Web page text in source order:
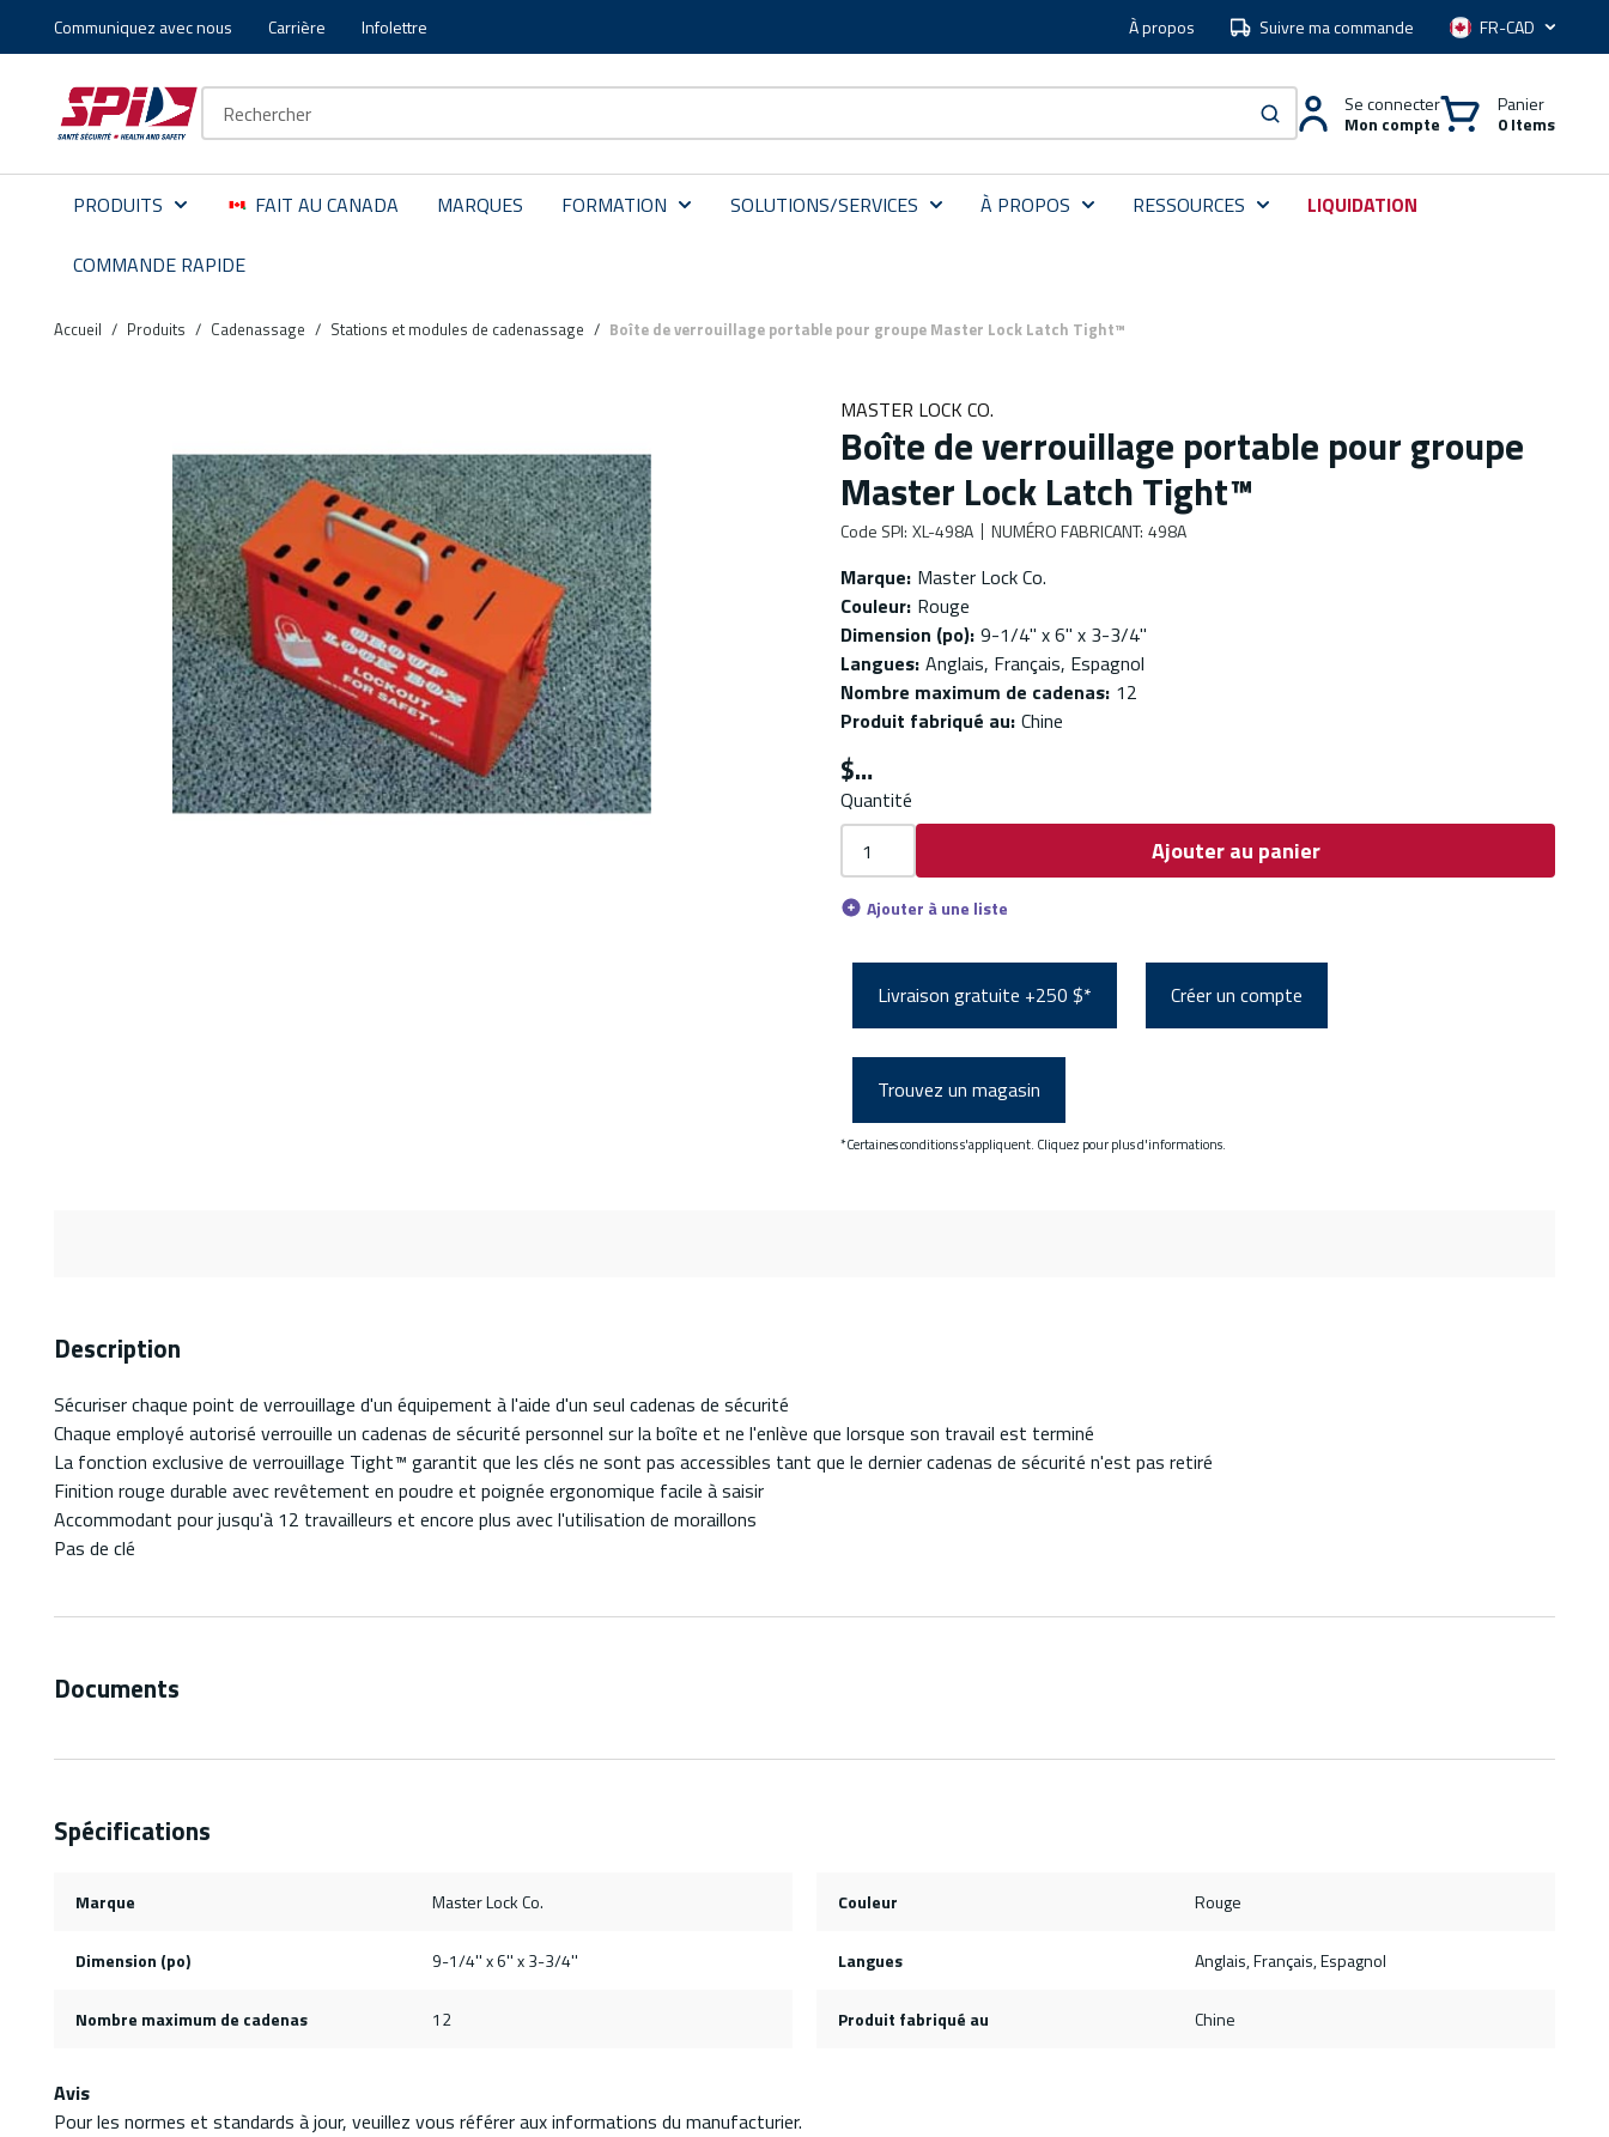
Aller au contenu principal
Skip to menu
Skip to footer
Communiquez avec nous Carrière Infolettre À propos Suivre ma commande Langue
soumettre une recherche
Se connecter
Mon compte
Panier
0 Items
PRODUITS FAIT AU CANADA MARQUES FORMATION SOLUTIONS/SERVICES À PROPOS RESSOURCES LIQUIDATION
COMMANDE RAPIDE
Accueil / Produits / Cadenassage / Stations et modules de cadenassage / Boîte de verrouillage portable pour groupe Master Lock Latch Tight™
MASTER LOCK CO.
Boîte de verrouillage portable pour groupe
Master Lock Latch Tight™
Code SPI: XL-498A NUMÉRO FABRICANT: 498A
Marque: Master Lock Co.
Couleur: Rouge
Dimension (po): 9-1/4'' x 6'' x 3-3/4''
Langues: Anglais, Français, Espagnol
Nombre maximum de cadenas: 12
Produit fabriqué au: Chine
$
Quantité
Ajouter au panier
Ajouter à une liste
Livraison gratuite +250 $* Créer un compte
Trouvez un magasin
*Certaines conditions s'appliquent. Cliquez pour plus d'informations.
Description
Sécuriser chaque point de verrouillage d'un équipement à l'aide d'un seul cadenas de sécurité
Chaque employé autorisé verrouille un cadenas de sécurité personnel sur la boîte et ne l'enlève que lorsque son travail est terminé
La fonction exclusive de verrouillage Tight™ garantit que les clés ne sont pas accessibles tant que le dernier cadenas de sécurité n'est pas retiré
Finition rouge durable avec revêtement en poudre et poignée ergonomique facile à saisir
Accommodant pour jusqu'à 12 travailleurs et encore plus avec l'utilisation de moraillons
Pas de clé
Documents
Spécifications
Marque Master Lock Co. Couleur Rouge
Dimension (po) 9-1/4'' x 6'' x 3-3/4'' Langues Anglais, Français, Espagnol
Nombre maximum de cadenas 12 Produit fabriqué au Chine
Avis
Pour les normes et standards à jour, veuillez vous référer aux informations du manufacturier.